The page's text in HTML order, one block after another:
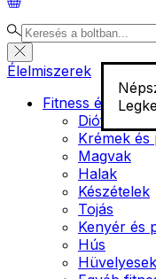
Élelmiszerek
Fitness
Diófélék
Krémek és
Magvak
Halak
Készételek
Tojás
Kenyér és
Hús
Hüvelyesek